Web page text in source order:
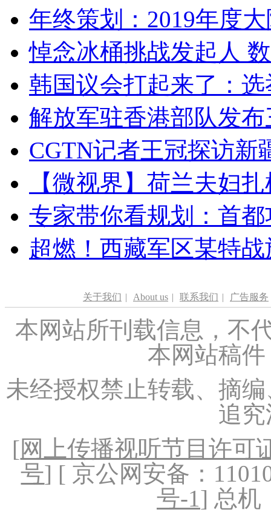
年终策划：2019年度
悼念冰桶挑战发起人
韩国议会打起来了：
解放军驻香港部队发
CGTN记者王冠探访新
【微视界】荷兰夫妇
专家带你看规划：首
超燃！西藏军区某特
关于我们 | About us | 联系我们 | 广告服务
本网站所刊载信息，不
本网站稿
未经授权禁止转载、摘
追
[网上传播视听节目许可
号] [ 京公网安备：
号-1] 总机